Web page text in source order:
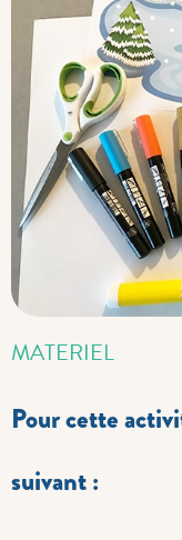
MATERIEL
Pour cette
suivant :